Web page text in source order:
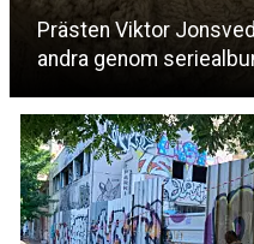
Prästen Viktor
andra genom